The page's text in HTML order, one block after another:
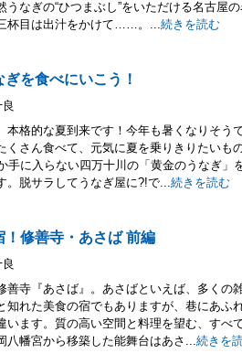
うなぎの“ひつまぶし”をいただける名古屋
杯目は出汁をかけて……。...続きを読む
を食べにいこう！
本格的な夏到来です！今年も暑くなりそう
くさん食べて、元気に夏を乗りきりたいも
手に入らない四万十川の「黄金のうなぎ」
。脱サラしてうなぎ屋に?!で...続きを読む
！修善寺・あさば 前編
善寺『あさば』。あさばといえば、多くの
知れた美食の宿でもありますが、巷にあふ
います。質の高い空間と料理を望む、す
八幡宮から移築した能舞台はあさ...続きを